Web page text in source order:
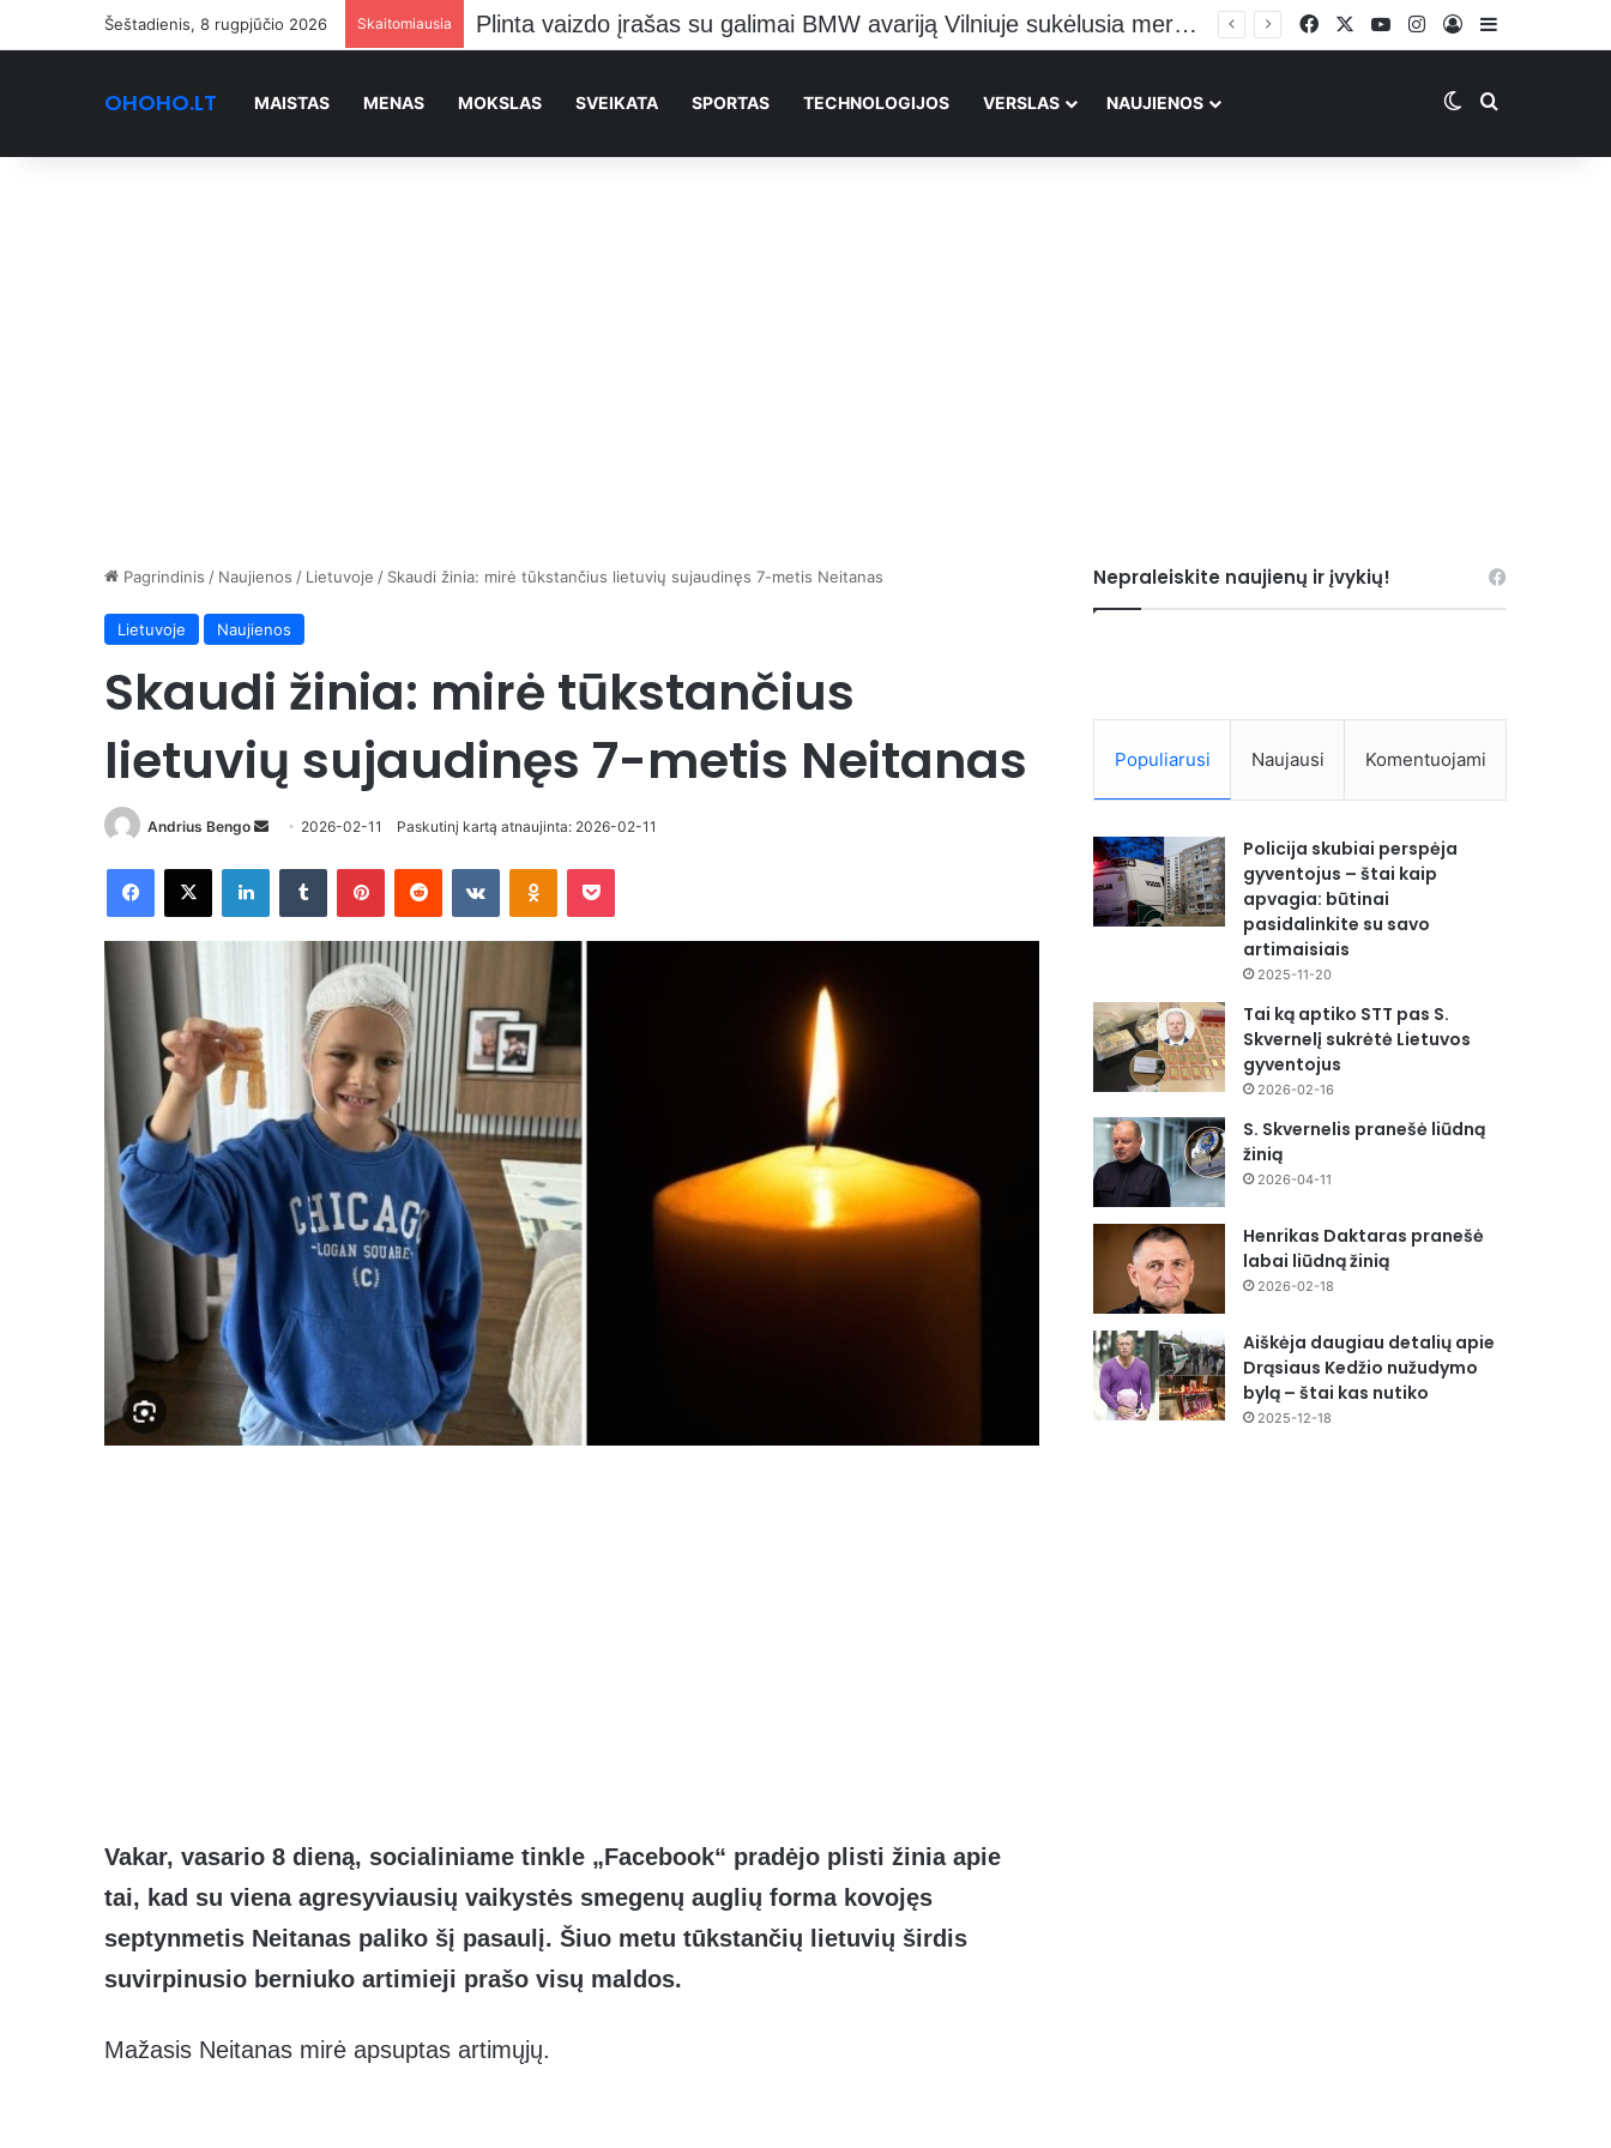
Šeštadienis, 8 rugpjūčio 2026 Skaitomiausia Stano pranešė kraupią žinią Vilniečiams FacebookYouTubeInstagramPrisijungti
Sidebar
OHOHO.LT MAISTAS MENAS MOKSLAS SVEIKATA SPORTAS TECHNOLOGIJOS VERSLAS NAUJIENOS Switch skin
Ieškoti
Pagrindinis / Naujienos / Lietuvoje / Skaudi žinia: mirė tūkstančius lietuvių sujaudinęs 7-metis Neitanas
Lietuvoje Naujienos
Skaudi žinia: mirė tūkstančius
lietuvių sujaudinęs 7-metis Neitanas
Andrius Bengo
Send
email
2026-02-11 Paskutinį kartą atnaujinta: 2026-02-11
Facebook
X LinkedInTumblr PinterestReddit VKontakteOdnoklassniki
Pocket
Vakar, vasario 8 dieną, socialiniame tinkle „Facebook“ pradėjo plisti žinia apie
tai, kad su viena agresyviausių vaikystės smegenų auglių forma kovojęs
septynmetis Neitanas paliko šį pasaulį. Šiuo metu tūkstančių lietuvių širdis
suvirpinusio berniuko artimieji prašo visų maldos.
Mažasis Neitanas mirė apsuptas artimųjų.
Nepraleiskite naujienų ir įvykių!
Populiarusi Naujausi Komentuojami
Policija skubiai perspėja
gyventojus – štai kaip
apvagia: būtinai
pasidalinkite su savo
artimaisiais
2025-11-20
Tai ką aptiko STT pas S.
Skvernelį sukrėtė Lietuvos
gyventojus
2026-02-16
S. Skvernelis pranešė liūdną
žinią
2026-04-11
Henrikas Daktaras pranešė
labai liūdną žinią
2026-02-18
Aiškėja daugiau detalių apie
Drąsiaus Kedžio nužudymo
bylą – štai kas nutiko
2025-12-18